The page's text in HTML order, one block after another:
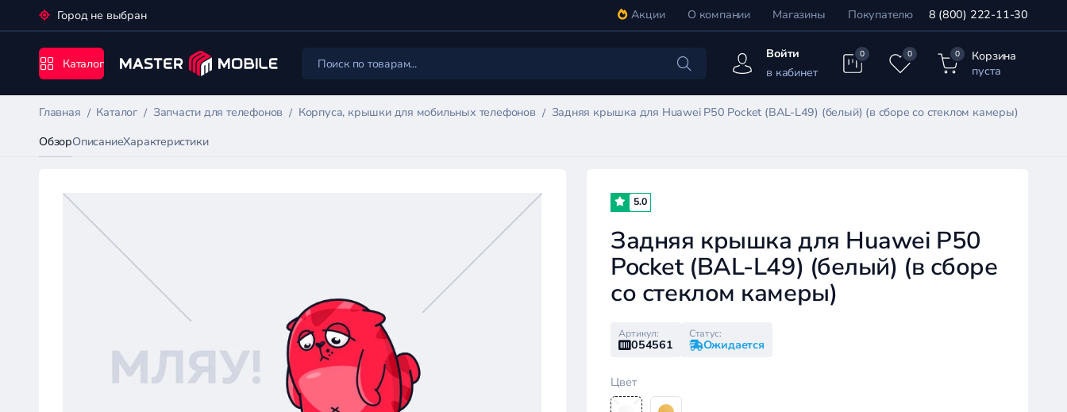
Город не выбран Акции О компании Магазины Покупателю 8 (800) 222-11-30
Каталог
Войти
в кабинет
0 0 0
Корзина
пуста
Главная Каталог Запчасти для телефонов Корпуса, крышки для мобильных телефонов
Задняя крышка для Huawei P50 Pocket (BAL-L49) (белый) (в сборе со стеклом камеры)
ОбзорОписаниеХарактеристики
5.0
Задняя крышка для Huawei P50
Pocket (BAL-L49) (белый) (в сборе
со стеклом камеры)
Артикул:
054561
Статус:
Ожидается
Цвет